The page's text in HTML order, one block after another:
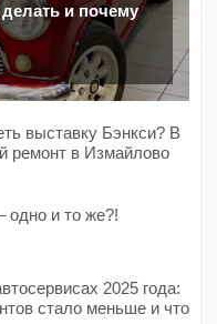
и почему
выставку Бэнкси? В
ремонт в Измайлово
одно и то же?!
2025 года:
стало меньше и что